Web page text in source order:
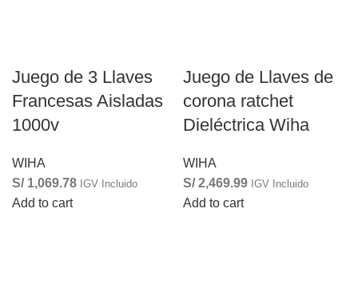
Juego de 3 Llaves
Francesas Aisladas
1000v
WIHA
S/1,069.78 IGV Incluido
Add to cart
Juego de Llaves de
corona ratchet
Dieléctrica Wiha
WIHA
S/2,469.99 IGV Incluido
Add to cart